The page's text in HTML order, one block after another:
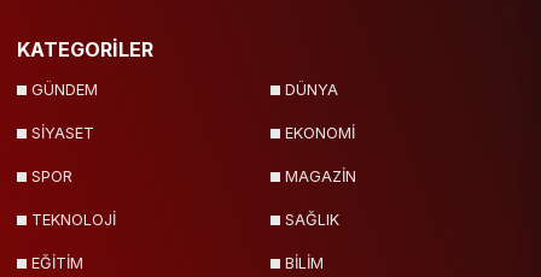
KATEGORİLER
GÜNDEM DÜNYA
SİYASET EKONOMİ
SPOR MAGAZİN
TEKNOLOJİ SAĞLIK
EĞİTİM BİLİM